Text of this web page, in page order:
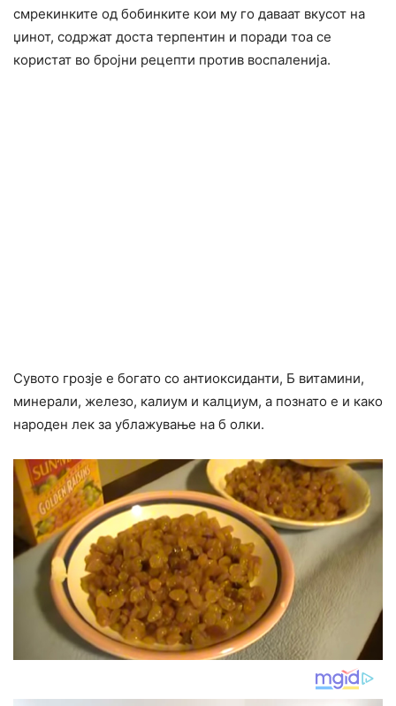
смрекинките од бобинките кои му го даваат вкусот на
џинот, содржат доста терпентин и поради тоа се
користат во бројни рецепти против воспаленија.
Сувото грозје е богато со антиоксиданти, Б витамини,
минерали, железо, калиум и калциум, а познато е и како
народен лек за ублажување на б олки.